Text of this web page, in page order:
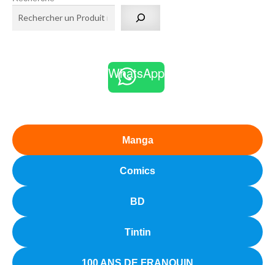
WhatsApp
Manga
Comics
BD
Tintin
100 ANS DE FRANQUIN